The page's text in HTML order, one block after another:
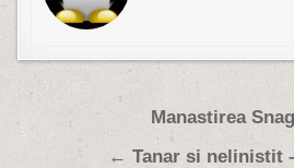
Post navigation
Manastirea
← Tanar si nelinistit